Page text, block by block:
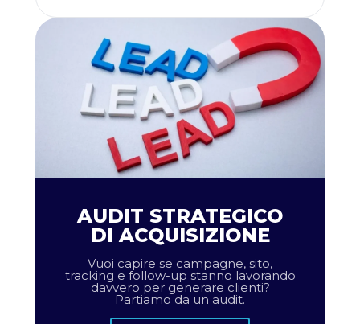
AUDIT STRATEGICO
DI ACQUISIZIONE
Vuoi capire se campagne, sito,
tracking e follow-up stanno lavorando
davvero per generare clienti?
Partiamo da un audit.